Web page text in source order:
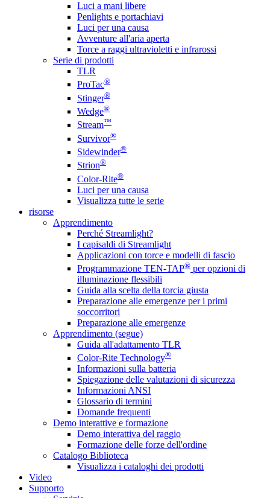
Luci a mani libere
Penlights e portachiavi
Luci per una causa
Avventure all'aria aperta
Torce a raggi ultravioletti e infrarossi
Serie di prodotti
TLR
ProTac®
Stinger®
Wedge®
Stream™
Survivor®
Sidewinder®
Strion®
Color-Rite®
Luci per una causa
Visualizza tutte le serie
risorse
Apprendimento
Perché Streamlight?
I capisaldi di Streamlight
Applicazioni con torce e modelli di fascio
Programmazione TEN-TAP® per opzioni di
illuminazione flessibili
Guida alla scelta della torcia giusta
Preparazione alle emergenze per i primi
soccorritori
Preparazione alle emergenze
Apprendimento (segue)
Guida all'adattamento TLR
Color-Rite Technology®
Informazioni sulla batteria
Spiegazione delle valutazioni di sicurezza
Informazioni ANSI
Glossario di termini
Domande frequenti
Demo interattive e formazione
Demo interattiva del raggio
Formazione delle forze dell'ordine
Catalogo Biblioteca
Visualizza i cataloghi dei prodotti
Video
Supporto